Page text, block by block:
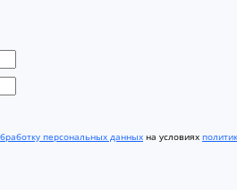
персональных данных на условиях